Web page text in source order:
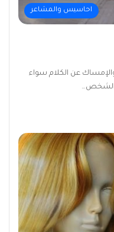
احاسيس والمشاعر
عن الكلام سواء
الشخص…